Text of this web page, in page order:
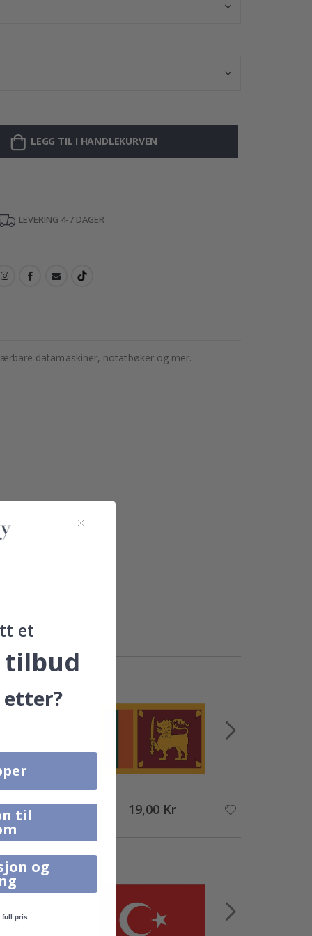
LEGG TIL I HANDLEKURVEN
LEVERING 4-7 DAGER
datamaskiner, notatbøker og mer.
19,00 Kr
et
tilbud
etter?
til
og
full pris